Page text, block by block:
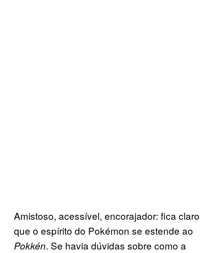
Amistoso, acessível, encorajador: fica claro
que o espírito do Pokémon se estende ao
Pokkén. Se havia dúvidas sobre como a